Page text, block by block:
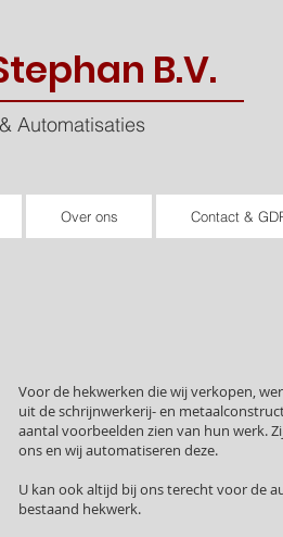
B.V.
Automatisaties
Over ons Contact &
Voor de hekwerken die wij verkopen,
uit de schrijnwerkerij- en
aantal voorbeelden zien van hun werk.
ons en wij automatiseren deze.
U kan ook altijd bij ons terecht voor de
bestaand hekwerk.